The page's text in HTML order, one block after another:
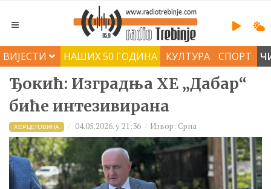
ВИЈЕСТИ НАШИХ 50 ГОДИНА КУЛТУРА СПОРТ
Ђокић: Изградња ХE „Дабар“
биће интезивирана
ХЕРЦЕГОВИНА 04.05.2026. у 21:36 Извор: Срна